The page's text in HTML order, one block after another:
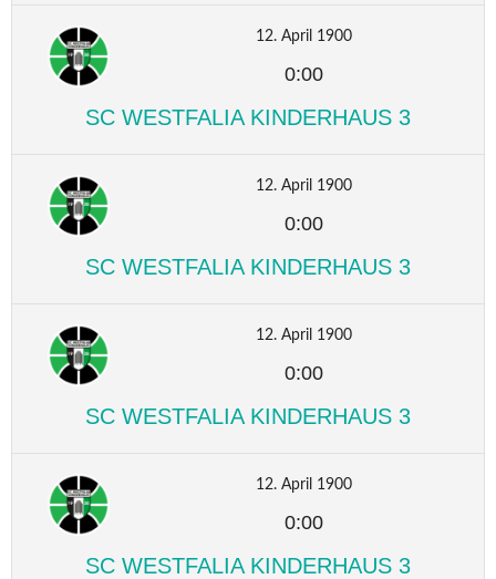
12. April 1900
0:00
SC WESTFALIA KINDERHAUS 3
12. April 1900
0:00
SC WESTFALIA KINDERHAUS 3
12. April 1900
0:00
SC WESTFALIA KINDERHAUS 3
12. April 1900
0:00
SC WESTFALIA KINDERHAUS 3